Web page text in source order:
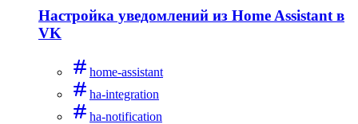
Настройка уведомлений из Home Assistant в
VK
home-assistant
ha-integration
ha-notification